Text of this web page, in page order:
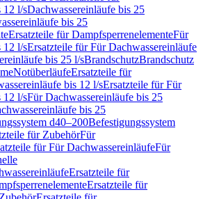
12 l/sDachwassereinläufe bis 25
bis 25
Ersatzteile für DampfsperrenelementeFür
12 l/sErsatzteile für Für Dachwassereinläufe
bis 25 l/sBrandschutzBrandschutz
NotüberläufeErsatzteile für
bis 12 l/sErsatzteile für Für
12 l/sFür Dachwassereinläufe bis 25
bis 25
d40–200Befestigungssystem
für ZubehörFür
für Für DachwassereinläufeFür
Ersatzteile für
Ersatzteile für